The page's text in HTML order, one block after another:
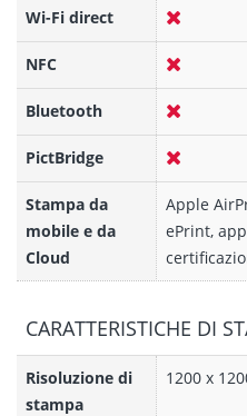
Wi-Fi direct
NFC
Bluetooth
PictBridge
Stampa da
mobile e da
Cloud
Apple
ePrint,
CARATTERISTICHE DI
Risoluzione di
stampa
1200 x